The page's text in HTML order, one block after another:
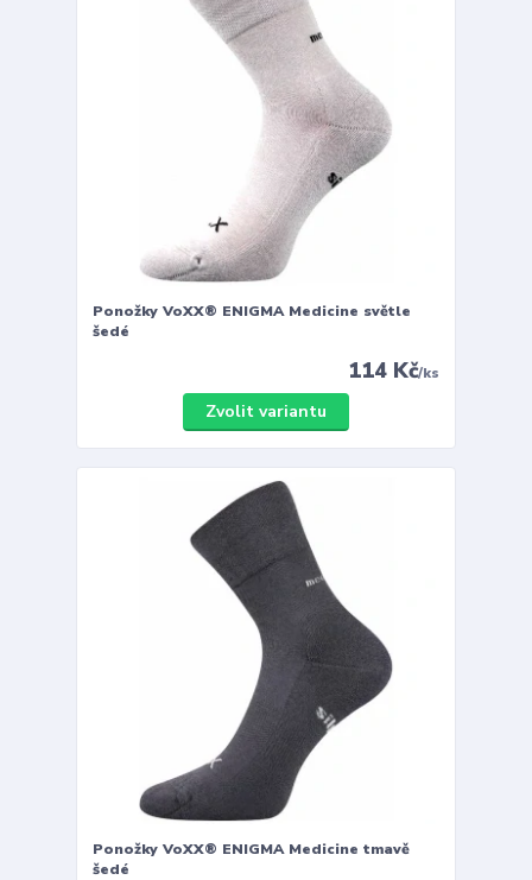
Ponožky VoXX® ENIGMA Medicine světle
šedé
114 Kč/ks
Zvolit variantu
Ponožky VoXX® ENIGMA Medicine tmavě
šedé